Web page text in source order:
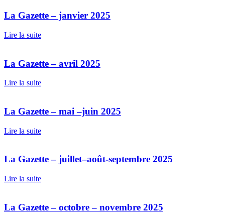
La Gazette – janvier 2025
Lire la suite
La Gazette – avril 2025
Lire la suite
La Gazette – mai –juin 2025
Lire la suite
La Gazette – juillet–août-septembre 2025
Lire la suite
La Gazette – octobre – novembre 2025